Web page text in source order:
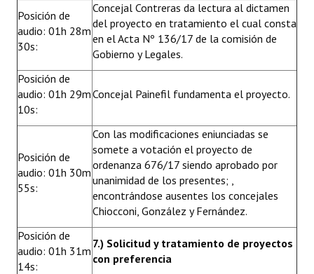
Posición de
audio: 01h 28m
30s:
Concejal Contreras da lectura al dictamen
del proyecto en tratamiento el cual consta
en el Acta Nº 136/17 de la comisión de
Gobierno y Legales.
Posición de
audio: 01h 29m
10s:
Concejal Painefil fundamenta el proyecto.
Posición de
audio: 01h 30m
55s:
Con las modificaciones eniunciadas se
somete a votación el proyecto de
ordenanza 676/17 siendo aprobado por
unanimidad de los presentes; ,
encontrándose ausentes los concejales
Chiocconi, González y Fernández.
Posición de
audio: 01h 31m
14s:
7.) Solicitud y tratamiento de proyectos
con preferencia